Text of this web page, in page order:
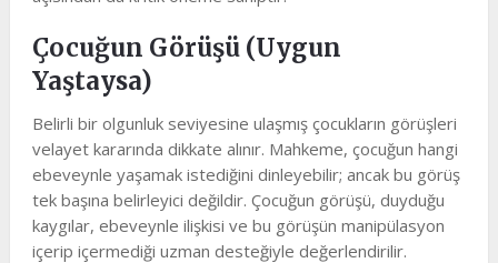
Çocuğun Görüşü (Uygun
Yaştaysa)
Belirli bir olgunluk seviyesine ulaşmış çocukların görüşleri
velayet kararında dikkate alınır. Mahkeme, çocuğun hangi
ebeveynle yaşamak istediğini dinleyebilir; ancak bu görüş
tek başına belirleyici değildir. Çocuğun görüşü, duyduğu
kaygılar, ebeveynle ilişkisi ve bu görüşün manipülasyon
içerip içermediği uzman desteğiyle değerlendirilir.